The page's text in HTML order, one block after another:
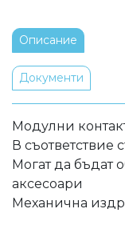
Описание
Документи
Модулни
В съответствие
Могат да бъдат
аксесоари
Механична